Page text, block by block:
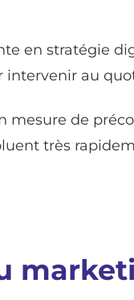
en stratégie
intervenir au
mesure de
très